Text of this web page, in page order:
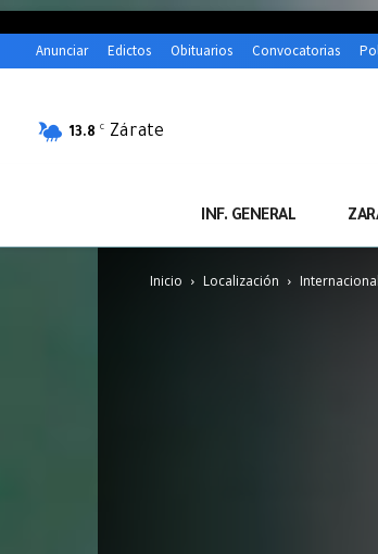
Anunciar Edictos Obituarios Convocatorias
13.8 C Zárate
INF. GENERAL
Inicio Localización